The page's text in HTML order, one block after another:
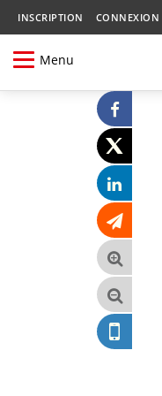
INSCRIPTION CONNEXION
Menu